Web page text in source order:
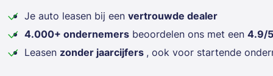
Je auto leasen bij een vertrouwde dealer
4.000+ ondernemers beoordelen ons met een 4.9/5
Leasen zonder jaarcijfers , ook voor startende